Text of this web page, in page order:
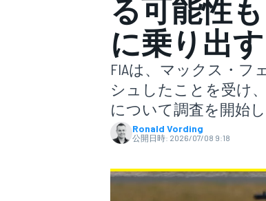
スーパーフォーミュラ
スーパーGT
る可能性
に乗り出す
FIAは、マックス・フ
シュしたことを受け
について調査を開始し
Ronald Vording
公開日時: 2026/07/08 9:18